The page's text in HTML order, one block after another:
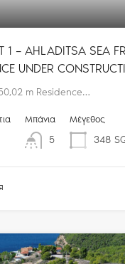
1 – AHLADITSA SEA
UNDER
m Residence…
Μπάνια
5
Μέγεθος
348